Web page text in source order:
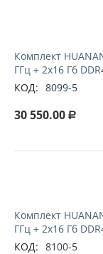
Комплект
ГГц + 2x16 Гб
КОД: 8099-5
30 550.00 Р
Комплект
ГГц + 2x16 Гб
КОД: 8100-5